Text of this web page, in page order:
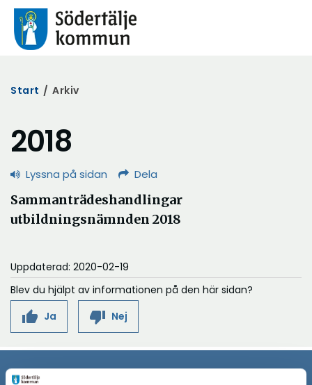
Start / Arkiv
2018
Lyssna på sidan Dela
Sammanträdeshandlingar
utbildningsnämnden 2018
Uppdaterad: 2020-02-19
Blev du hjälpt av informationen på den här sidan?
thumb_up Ja thumb_down Nej